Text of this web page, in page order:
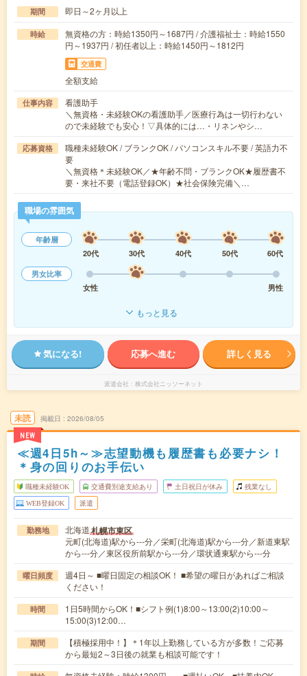
期間 即日～2ヶ月以上
時給
無資格の方：時給1350円～1687円 / 介護福祉士：時給1550
円～1937円 / 初任者以上：時給1450円～1812円
交通費
全額支給
仕事内容
看護助手
＼無資格・未経験OKの看護助手／医療行為は一切行わない
ので未経験でも安心！▽具体的には…・リネンやシ…
応募資格
職種未経験OK / ブランクOK / パソコンスキル不要 / 英語力不
要
＼無資格＊未経験OK／★年齢不問・ブランクOK★履歴書不
要・来社不要（電話登録OK）★社会保険完備＼…
職場の雰囲気
年齢層
20代
30代 40代 50代
60代
男女比率
女性
男性
もっと見る
気になる! 応募へ進む 詳しく見る
派遣会社 株式会社ニッソーネット
未読
NEW
掲載日 2026/08/05
≪週4日5h～≫志望動機も履歴書も必要ナシ！
＊身の回りのお手伝い
職種未経験OK 交通費別途支給あり 土日祝日が休み 残業なし
WEB登録OK 派遣
勤務地 北海道札幌市東区
元町(北海道)駅から---分／栄町(北海道)駅から---分／新道東駅
から---分／東区役所前駅から---分／環状通東駅から---分
曜日頻度
週4日～ ■曜日固定の相談OK！ ■希望の曜日があればご相談
ください！
時間
1日5時間からOK！■シフト例(1)8:00～13:00(2)10:00～
15:00(3)12:00…
期間
【積極採用中！】＊1年以上勤務している方が多数！ご応募
から最短2～3日後の就業も相談可能です！